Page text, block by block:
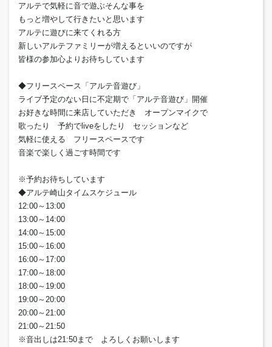
アルテで気軽に音で遊ぶそんな事を
もっと増やして行きたいと思います
アルテに遊びに来てくれる方
新しいアルテファミリーが増えるといいのですが
皆様の参加心よりお待ちしています
◆フリースペース「アルテ音遊び」
ライブ予定のない日に不定期で「アルテ音遊び」開催
お好きな時間に来店していただき オープンマイクで
歌ったり 予約でliveをしたり セッションなど
気軽に使える フリースペースです
音楽で楽しく過ごす時間です
※予約お待ちしています
◆アルテ崎山タイムスケジュール
12:00～13:00
13:00～14:00
14:00～15:00
15:00～16:00
16:00～17:00
17:00～18:00
18:00～19:00
19:00～20:00
20:00～21:00
21:00～21:50
※音出しは21:50まで よろしくお願いします